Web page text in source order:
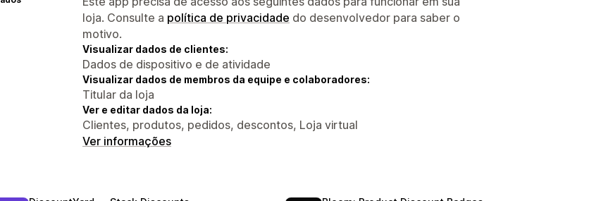
loja. Consulte a política de privacidade do desenvolvedor para saber o
motivo.
Visualizar dados de clientes:
Dados de dispositivo e de atividade
Visualizar dados de membros da equipe e colaboradores:
Titular da loja
Ver e editar dados da loja:
Clientes, produtos, pedidos, descontos, Loja virtual
Ver informações